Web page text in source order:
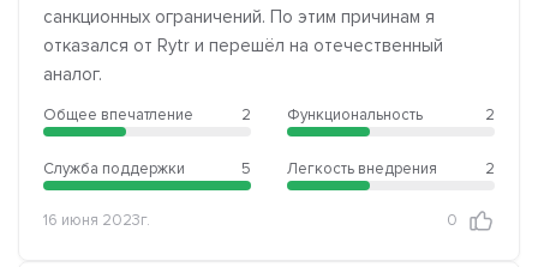
санкционных ограничений. По этим причинам я
отказался от Rytr и перешёл на отечественный
аналог.
Общее впечатление 2
Служба поддержки 5
Функциональность 2
Легкость внедрения 2
16 июня 2023г. 0